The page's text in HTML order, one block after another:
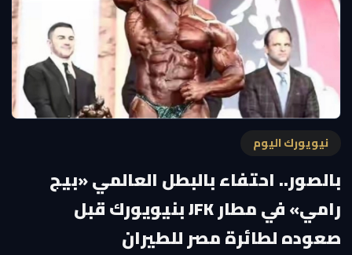
نيويورك اليوم
بالصور.. احتفاء بالبطل العالمي «بيج
رامي» في مطار JFK بنيويورك قبل
صعوده لطائرة مصر للطيران